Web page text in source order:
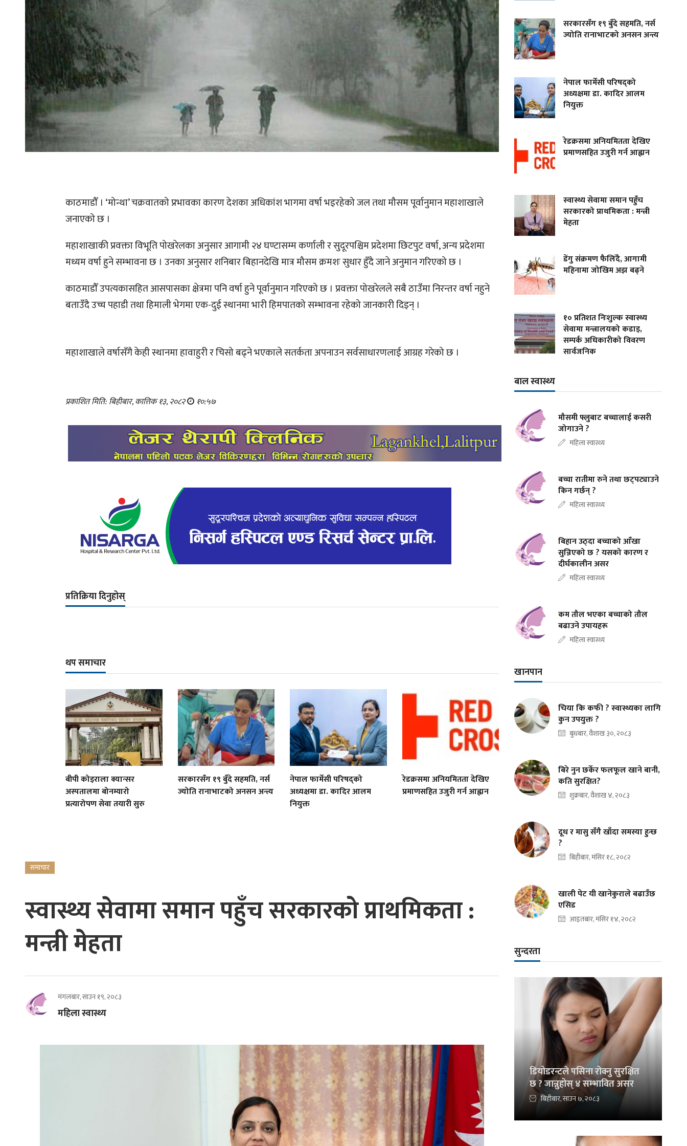
काठमाडौँ । ‘मोन्था’ चक्रवातको प्रभावका कारण देशका अधिकांश भागमा वर्षा भइरहेको जल तथा मौसम पूर्वानुमान महाशाखाले
जनाएको छ ।
महाशाखाकी प्रवक्ता विभूति पोखरेलका अनुसार आगामी २४ घण्टासम्म कर्णाली र सुदूरपश्चिम प्रदेशमा छिटपुट वर्षा, अन्य प्रदेशमा
मध्यम वर्षा हुने सम्भावना छ । उनका अनुसार शनिबार बिहानदेखि मात्र मौसम क्रमशः सुधार हुँदै जाने अनुमान गरिएको छ ।
काठमाडौँ उपत्यकासहित आसपासका क्षेत्रमा पनि वर्षा हुने पूर्वानुमान गरिएको छ । प्रवक्ता पोखरेलले सबै ठाउँमा निरन्तर वर्षा नहुने
बताउँदै उच्च पहाडी तथा हिमाली भेगमा एक-दुई स्थानमा भारी हिमपातको सम्भावना रहेको जानकारी दिइन् ।
महाशाखाले वर्षासँगै केही स्थानमा हावाहुरी र चिसो बढ्ने भएकाले सतर्कता अपनाउन सर्वसाधारणलाई आग्रह गरेको छ ।
प्रकाशित मिति: बिहीबार, कात्तिक १३, २०८२ १०:५७
प्रतिक्रिया दिनुहोस्
थप समाचार
बीपी कोइराला क्यान्सर
अस्पतालमा बोनम्यारो
प्रत्यारोपण सेवा तयारी सुरु
सरकारसँग १९ बुँदे सहमति, नर्स
ज्योति रानाभाटको अनसन अन्त्य
नेपाल फार्मेसी परिषद्को
अध्यक्षमा डा. कादिर आलम
नियुक्त
रेडक्रसमा अनियमितता देखिए
प्रमाणसहित उजुरी गर्न आह्वान
समाचार
स्वास्थ्य सेवामा समान पहुँच सरकारको प्राथमिकता :
मन्त्री मेहता
मंगलबार, साउन १९, २०८३
महिला स्वास्थ्य
सरकारसँग १९ बुँदे सहमति, नर्स
ज्योति रानाभाटको अनसन अन्त्य
नेपाल फार्मेसी परिषद्को
अध्यक्षमा डा. कादिर आलम
नियुक्त
रेडक्रसमा अनियमितता देखिए
प्रमाणसहित उजुरी गर्न आह्वान
स्वास्थ्य सेवामा समान पहुँच
सरकारको प्राथमिकता : मन्त्री
मेहता
डेंगु संक्रमण फैलिँदै, आगामी
महिनामा जोखिम अझ बढ्ने
१० प्रतिशत निःशुल्क स्वास्थ्य
सेवामा मन्त्रालयको कडाइ,
सम्पर्क अधिकारीको विवरण
सार्वजनिक
बाल स्वास्थ्य
मौसमी फ्लुबाट बच्चालाई कसरी
जोगाउने ?
महिला स्वास्थ्य
बच्चा रातीमा रुने तथा छट्पट्याउने
किन गर्छन् ?
महिला स्वास्थ्य
बिहान उठ्दा बच्चाको आँखा
सुन्निएको छ ? यसको कारण र
दीर्घकालीन असर
महिला स्वास्थ्य
कम तौल भएका बच्चाको तौल
बढाउने उपायहरू
महिला स्वास्थ्य
खानपान
चिया कि कफी ? स्वास्थ्यका लागि
कुन उपयुक्त ?
बुधबार, वैशाख ३०, २०८३
बिरे नुन छर्केर फलफूल खाने बानी,
कति सुरक्षित?
शुक्रबार, वैशाख ४, २०८३
दूध र मासु सँगै खाँदा समस्या हुन्छ
?
बिहीबार, मंसिर १८, २०८२
खाली पेट यी खानेकुराले बढाउँछ
एसिड
आइतबार, मंसिर १४, २०८२
सुन्दरता
डियोडरन्टले पसिना रोक्नु सुरक्षित
छ ? जान्नुहोस् ४ सम्भावित असर
बिहीबार, साउन ७, २०८३